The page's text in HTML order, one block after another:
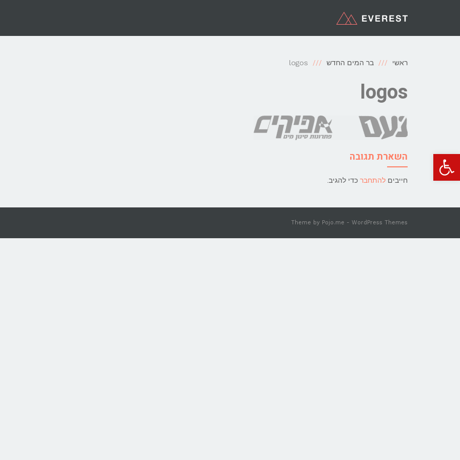
פתח סרגל נגישות
ראשי בר המים החדש logos
logos
השארת תגובה
חייבים להתחבר כדי להגיב.
Theme by Pojo.me - WordPress Themes